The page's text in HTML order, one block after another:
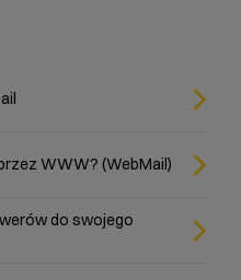
WWW? (WebMail)
do swojego